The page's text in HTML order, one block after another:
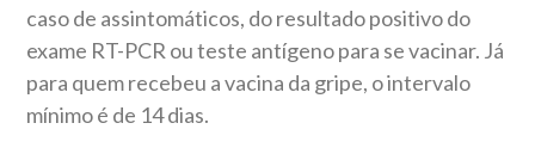
caso de assintomáticos, do resultado positivo do
exame RT-PCR ou teste antígeno para se vacinar. Já
para quem recebeu a vacina da gripe, o intervalo
mínimo é de 14 dias.